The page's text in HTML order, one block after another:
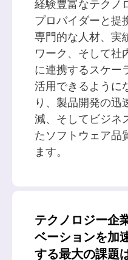
経験豊富なテクノ
プロバイダーと提
専門的な人材、実
ワーク、そして社
に連携するスケー
活用できるように
り、製品開発の迅
減、そしてビジネ
たソフトウェア品
ます。
テクノロジー企
ベーションを加
する最大の課題